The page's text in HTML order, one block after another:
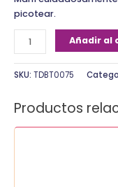
picotear.
Añadir al
SKU: TDBT0075
Productos